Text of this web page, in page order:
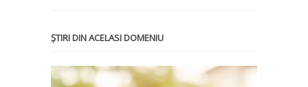
ȘTIRI DIN ACELASI DOMENIU